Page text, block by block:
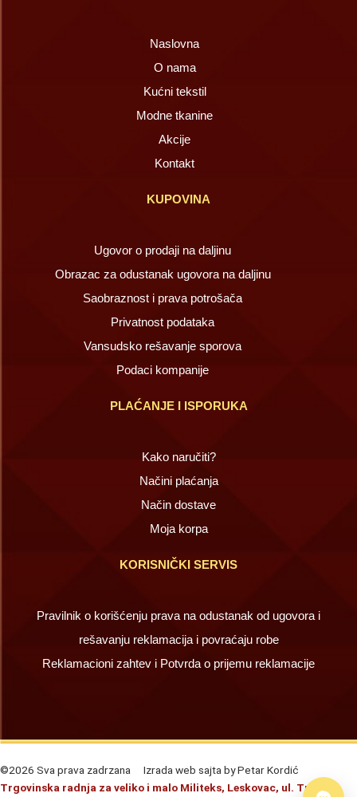
Naslovna
O nama
Kućni tekstil
Modne tkanine
Akcije
Kontakt
KUPOVINA
Ugovor o prodaji na daljinu
Obrazac za odustanak ugovora na daljinu
Saobraznost i prava potrošača
Privatnost podataka
Vansudsko rešavanje sporova
Podaci kompanije
PLAĆANJE I ISPORUKA
Kako naručiti?
Načini plaćanja
Način dostave
Moja korpa
KORISNIČKI SERVIS
Pravilnik o korišćenju prava na odustanak od ugovora i
rešavanju reklamacija i povraćaju robe
Reklamacioni zahtev i Potvrda o prijemu reklamacije
©2026 Sva prava zadrzana
Izrada web sajta by Petar Kordić
Trgovinska radnja za veliko i malo Militeks, Leskovac, ul. Trg